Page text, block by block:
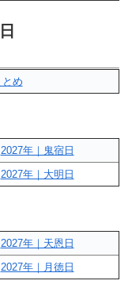
め
2027年｜鬼宿日
2027年｜大明日
2027年｜天恩日
2027年｜月徳日